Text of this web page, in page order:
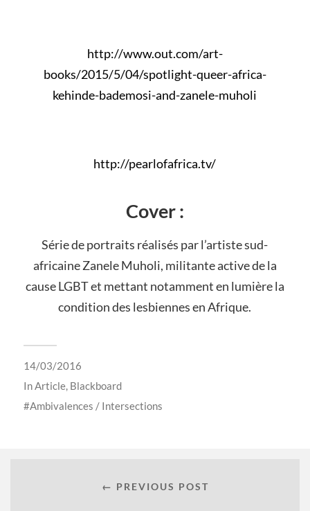
http://www.out.com/art-
books/2015/5/04/spotlight-queer-africa-
kehinde-bademosi-and-zanele-muholi
http://pearlofafrica.tv/
Cover :
Série de portraits réalisés par l’artiste sud-
africaine Zanele Muholi, militante active de la
cause LGBT et mettant notamment en lumière la
condition des lesbiennes en Afrique.
14/03/2016
InArticle, Blackboard
Ambivalences / Intersections
← PREVIOUS POST